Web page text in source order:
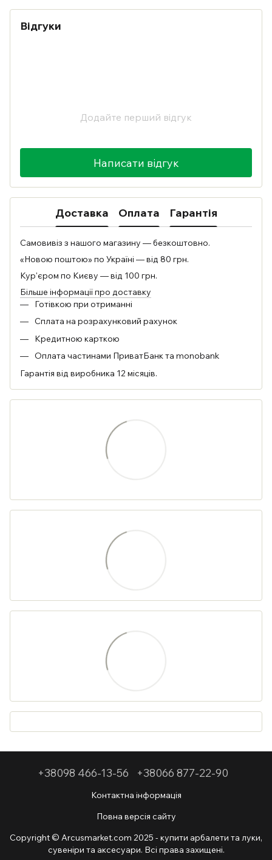
Відгуки
Додайте перший відгук
Написати відгук
Доставка Оплата Гарантія
Самовивіз з нашого магазину — безкоштовно.
«Новою поштою» по Україні — від 80 грн.
Кур'єром по Києву — від 100 грн.
Більше інформації про доставку
Готівкою при отриманні
Сплата на розрахунковий рахунок
Кредитною карткою
Оплата частинами ПриватБанк та monobank
Гарантія від виробника 12 місяців.
+38098 466-13-56 +38066 877-22-90
Контактна інформація
Повна версія сайту
Copyright © Arcusmarket.com 2025 - купити арбалети та луки,
сувеніри та аксесуари. Всі права захищені.